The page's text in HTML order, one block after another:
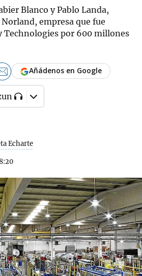
Blanco y Pablo Landa,
empresa que fue
Technologies por 600 millones
Echarte
Añádenos en Google